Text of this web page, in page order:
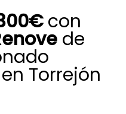
con
de
Torrejón